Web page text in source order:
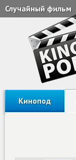
Случайный фильм
Кинопод